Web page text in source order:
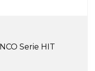
Serie HIT